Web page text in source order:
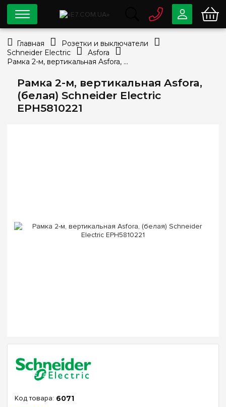
Рамка 2-м, вертикальная Asfora,
(белая) Schneider Electric
EPH5810221
6071
0 80033-63-07
info@e7.com.ua
Viber Telegram
Главная
Розетки и выключатели
Schneider Electric
Asfora
Рамка 2-м, вертикальная Asfora, (белая) Schneider Electric EPH5810221